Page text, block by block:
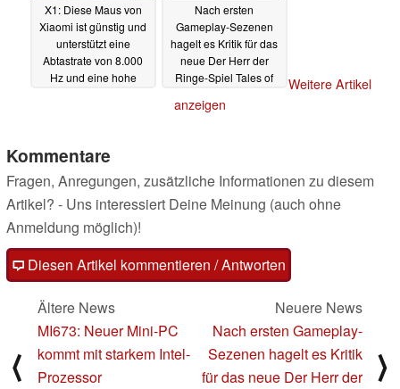
X1: Diese Maus von
Xiaomi ist günstig und
unterstützt eine
Abtastrate von 8.000
Hz und eine hohe
Nach ersten
Gameplay-Sezenen
hagelt es Kritik für das
neue Der Herr der
Ringe-Spiel Tales of
Weitere Artikel
anzeigen
Kommentare
Fragen, Anregungen, zusätzliche Informationen zu diesem
Artikel? - Uns interessiert Deine Meinung (auch ohne
Anmeldung möglich)!
Diesen Artikel kommentieren / Antworten
⟨
Ältere News
MI673: Neuer Mini-PC
kommt mit starkem Intel-
Prozessor
Neuere News
Nach ersten Gameplay-
Sezenen hagelt es Kritik
für das neue Der Herr der
⟩